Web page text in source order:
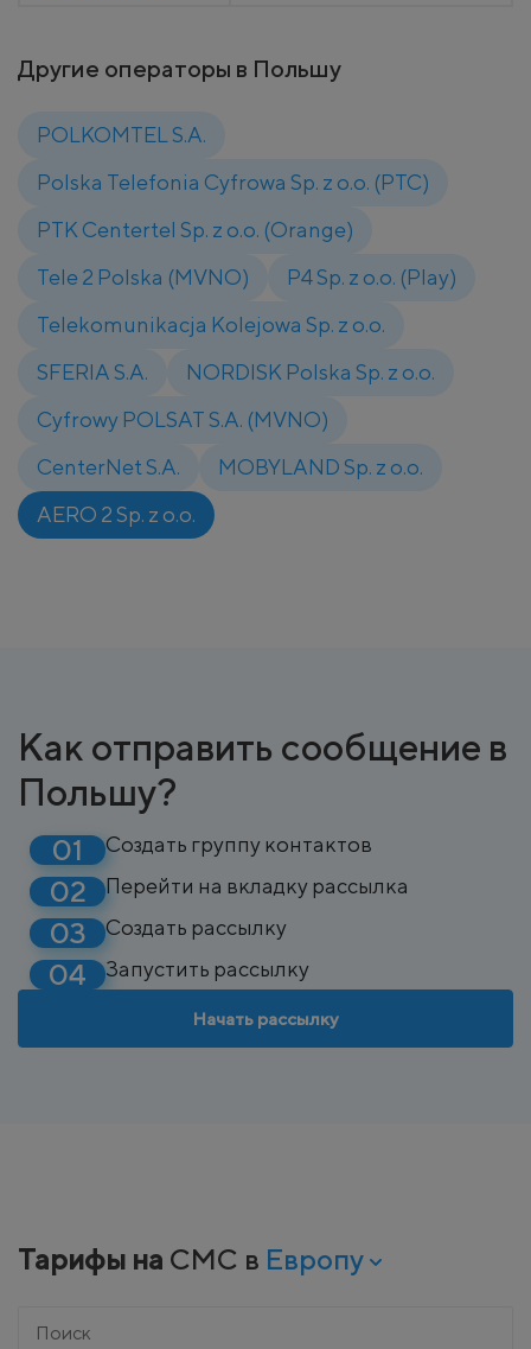
Другие операторы в Польшу
POLKOMTEL S.A.
Polska Telefonia Cyfrowa Sp. z o.o. (PTC)
PTK Centertel Sp. z o.o. (Orange)
Tele 2 Polska (MVNO)
P4 Sp. z o.o. (Play)
Telekomunikacja Kolejowa Sp. z o.o.
SFERIA S.A.
NORDISK Polska Sp. z o.o.
Cyfrowy POLSAT S.A. (MVNO)
CenterNet S.A.
MOBYLAND Sp. z o.o.
AERO 2 Sp. z o.o.
Как отправить сообщение в
Польшу?
Создать группу контактов
Перейти на вкладку рассылка
Создать рассылку
Запустить рассылку
Начать рассылку
Тарифы на СМС в Европу